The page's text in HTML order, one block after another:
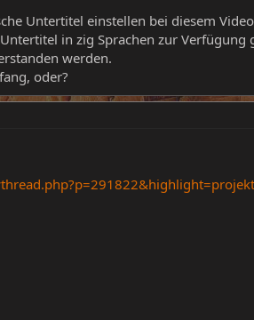
Untertitel einstellen bei diesem
in zig Sprachen zur Verfügung
werden.
oder?